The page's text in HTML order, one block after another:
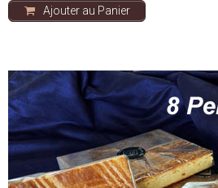
Ajouter au Panier